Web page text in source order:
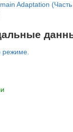
Adaptation
режиме.